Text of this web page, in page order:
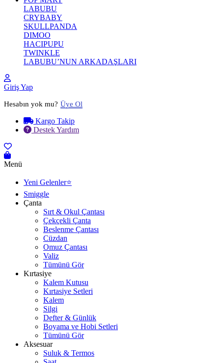
LABUBU
CRYBABY
SKULLPANDA
DIMOO
HACIPUPU
TWINKLE
LABUBU’NUN ARKADAŞLARI
Giriş Yap
Hesabın yok mu? Üye Ol
Kargo Takip
Destek Yardım
Menü
Yeni Gelenler⭐
Smiggle
Çanta
Sırt & Okul Çantası
Çekçekli Çanta
Beslenme Çantası
Cüzdan
Omuz Çantası
Valiz
Tümünü Gör
Kırtasiye
Kalem Kutusu
Kırtasiye Setleri
Kalem
Silgi
Defter & Günlük
Boyama ve Hobi Setleri
Tümünü Gör
Aksesuar
Suluk & Termos